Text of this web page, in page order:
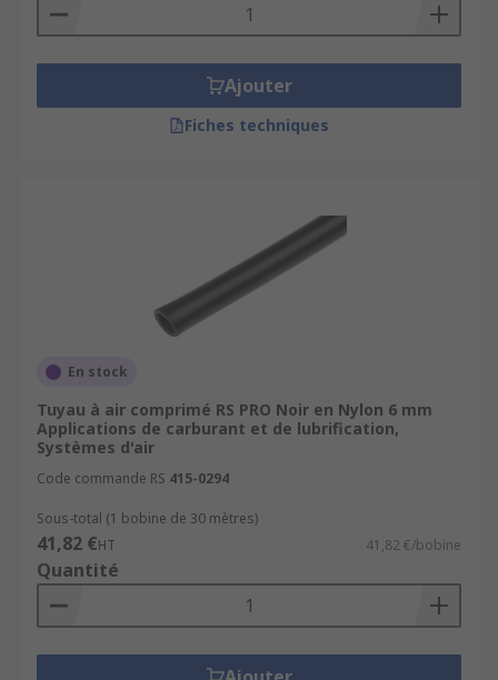
Ajouter
Fiches techniques
En stock
Tuyau à air comprimé RS PRO Noir en Nylon 6 mm
Applications de carburant et de lubrification,
Systèmes d'air
Code commande RS 415-0294
Sous-total (1 bobine de 30 mètres)
41,82 €HT 41,82 €/bobine
Quantité